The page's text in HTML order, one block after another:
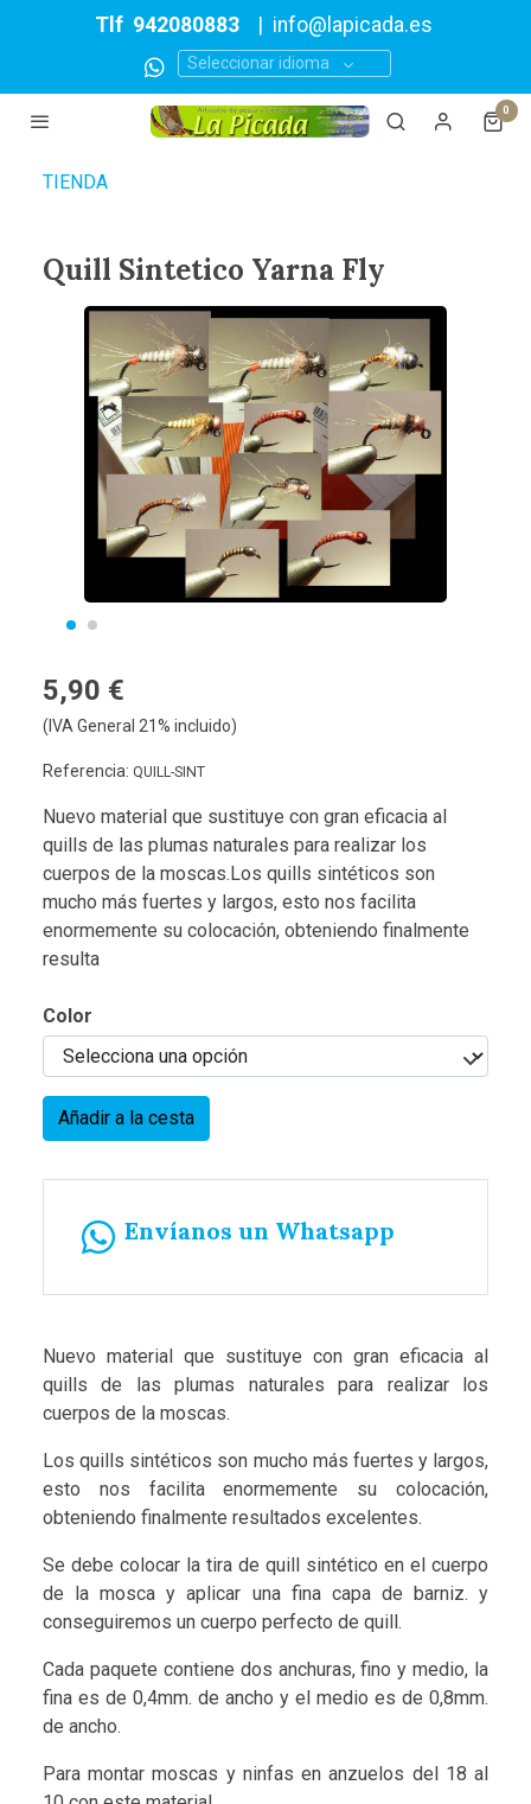
Tlf 942080883 info@lapicada.es
Seleccionar idioma
0
TIENDA
Quill Sintetico Yarna Fly
5,90 €
(IVA General 21% incluido)
Referencia: QUILL-SINT
Nuevo material que sustituye con gran eficacia al
quills de las plumas naturales para realizar los
cuerpos de la moscas.Los quills sintéticos son
mucho más fuertes y largos, esto nos facilita
enormemente su colocación, obteniendo finalmente
resulta
Color
Añadir a la cesta
Envíanos un Whatsapp
Nuevo material que sustituye con gran eficacia al
quills de las plumas naturales para realizar los
cuerpos de la moscas.
Los quills sintéticos son mucho más fuertes y largos,
esto nos facilita enormemente su colocación,
obteniendo finalmente resultados excelentes.
Se debe colocar la tira de quill sintético en el cuerpo
de la mosca y aplicar una fina capa de barniz. y
conseguiremos un cuerpo perfecto de quill.
Cada paquete contiene dos anchuras, fino y medio, la
fina es de 0,4mm. de ancho y el medio es de 0,8mm.
de ancho.
Para montar moscas y ninfas en anzuelos del 18 al